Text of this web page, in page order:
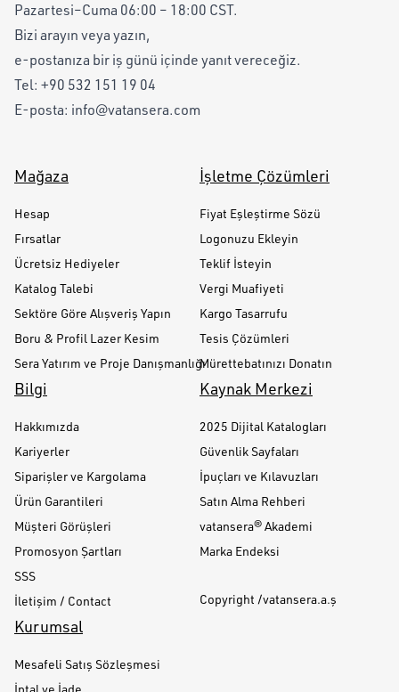
Pazartesi–Cuma 06:00 – 18:00 CST.
Bizi arayın veya yazın,
e-postanıza bir iş günü içinde yanıt vereceğiz.
Tel: +90 532 151 19 04
E-posta: info@vatansera.com
Mağaza
Hesap
Fırsatlar
Ücretsiz Hediyeler
Katalog Talebi
Sektöre Göre Alışveriş Yapın
Boru & Profil Lazer Kesim
Sera Yatırım ve Proje Danışmanlığı
İşletme Çözümleri
Fiyat Eşleştirme Sözü
Logonuzu Ekleyin
Teklif İsteyin
Vergi Muafiyeti
Kargo Tasarrufu
Tesis Çözümleri
Mürettebatınızı Donatın
Bilgi
Hakkımızda
Kariyerler
Siparişler ve Kargolama
Ürün Garantileri
Müşteri Görüşleri
Promosyon Şartları
SSS
İletişim / Contact
Kaynak Merkezi
2025 Dijital Katalogları
Güvenlik Sayfaları
İpuçları ve Kılavuzları
Satın Alma Rehberi
vatansera® Akademi
Marka Endeksi
Copyright /vatansera.a.ş
Kurumsal
Mesafeli Satış Sözleşmesi
İptal ve İade